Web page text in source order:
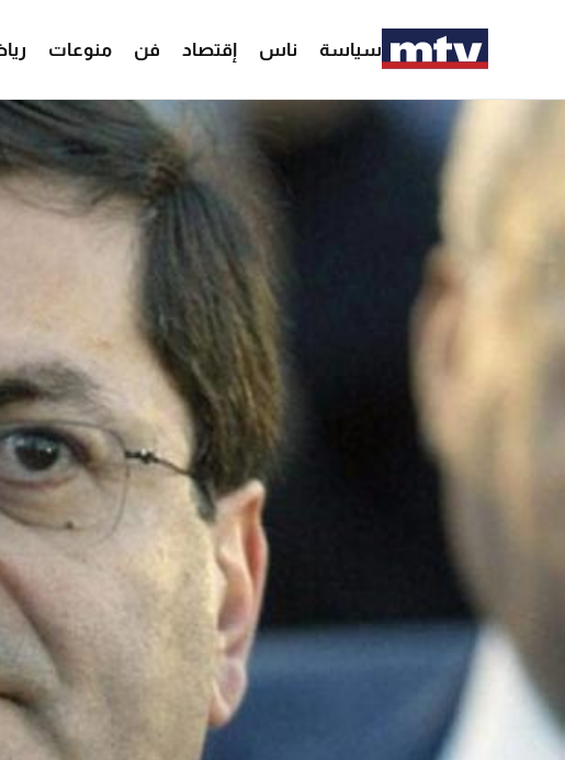
سياسة ناس إقتصاد فن منوعات